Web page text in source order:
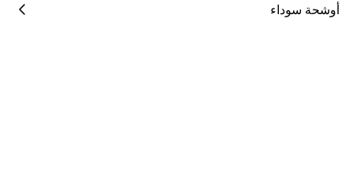
أوشحة سوداء